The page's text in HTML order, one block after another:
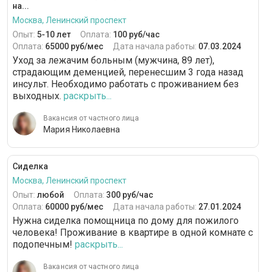
на...
Москва, Ленинский проспект
Опыт: 5-10 лет Оплата: 100 руб/час
Оплата: 65000 руб/мес Дата начала работы: 07.03.2024
Уход за лежачим больным (мужчина, 89 лет),
страдающим деменцией, перенесшим 3 года назад
инсульт. Необходимо работать с проживанием без
выходных. раскрыть...
Вакансия от частного лица
Мария Николаевна
Сиделка
Москва, Ленинский проспект
Опыт: любой Оплата: 300 руб/час
Оплата: 60000 руб/мес Дата начала работы: 27.01.2024
Нужна сиделка помощница по дому для пожилого
человека! Проживание в квартире в одной комнате с
подопечным! раскрыть...
Вакансия от частного лица